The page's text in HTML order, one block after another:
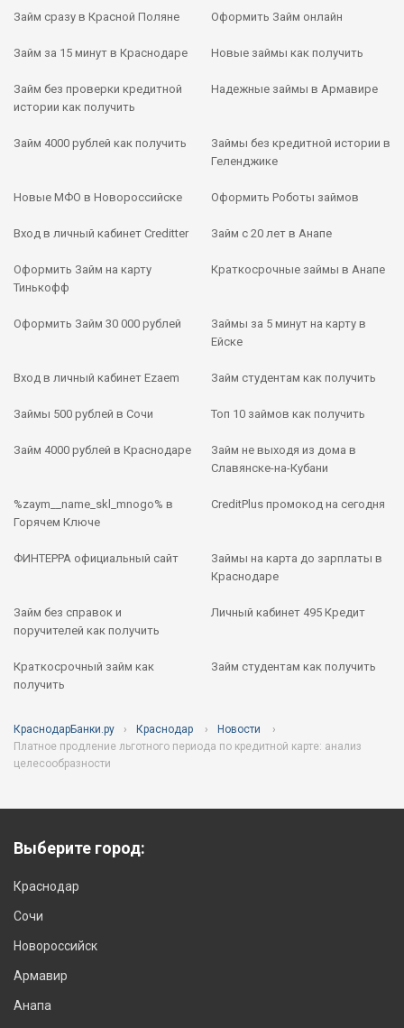
Займ сразу в Красной Поляне Оформить Займ онлайн
Займ за 15 минут в Краснодаре Новые займы как получить
Займ без проверки кредитной
истории как получить
Надежные займы в Армавире
Займ 4000 рублей как получить
Займы без кредитной истории в
Геленджике
Новые МФО в Новороссийске Оформить Роботы займов
Вход в личный кабинет Creditter Займ с 20 лет в Анапе
Оформить Займ на карту
Тинькофф
Краткосрочные займы в Анапе
Оформить Займ 30 000 рублей
Займы за 5 минут на карту в
Ейске
Вход в личный кабинет Ezaem Займ студентам как получить
Займы 500 рублей в Сочи Топ 10 займов как получить
Займ 4000 рублей в Краснодаре
Займ не выходя из дома в
Славянске-на-Кубани
%zaym__name_skl_mnogo% в
Горячем Ключе
CreditPlus промокод на сегодня
ФИНТЕРРА официальный сайт
Займы на карта до зарплаты в
Краснодаре
Займ без справок и
поручителей как получить
Личный кабинет 495 Кредит
Краткосрочный займ как
получить
Займ студентам как получить
КраснодарБанки.ру Краснодар
Новости
Платное продление льготного периода по кредитной карте: анализ
целесообразности
Выберите город:
Краснодар
Сочи
Новороссийск
Армавир
Анапа